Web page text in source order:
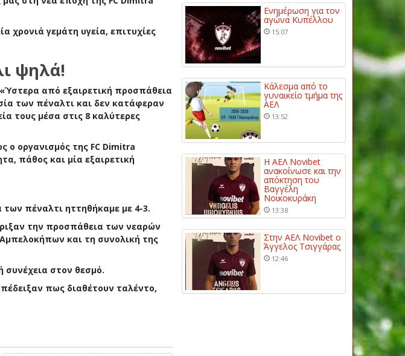
χρονιά γεμάτη υγεία, επιτυχίες
ψηλά!
από εξαιρετική προσπάθεια
των πέναλτι και δεν κατάφεραν
τους μέσα στις 8 καλύτερες
ο οργανισμός της FC Dimitra
πάθος και μία εξαιρετική
των πέναλτι ηττηθήκαμε με 4-3.
την προσπάθεια των νεαρών
και τη συνολική της
στον θεσμό.
πως διαθέτουν ταλέντο,
Ενημέρωση για τον
αγώνα Κυπέλλου
15:07
Κάλεσμα από το
γυναικείο τμήμα της
ΑΕΛ
13:52
Η ΑΕΛ Novibet
ανακοίνωσε και την
απόκτηση του
Βαγγέλη
Νοικοκυράκη
13:38
Στην ΑΕΛ Novibet ο
Άγγελος Τσιγγάρας
12:46